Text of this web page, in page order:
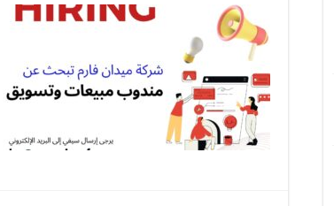
ميدان
فارم
وتسويق
من
كلا
الجنسين